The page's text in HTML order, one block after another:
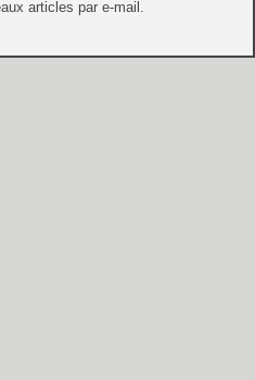
articles par e-mail.